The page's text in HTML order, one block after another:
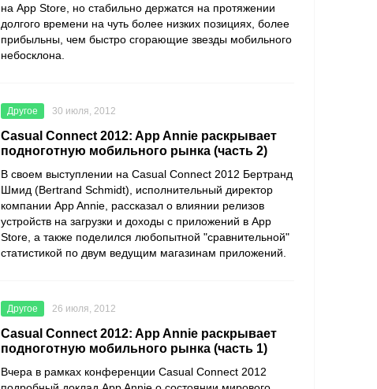
на App Store, но стабильно держатся на протяжении
долгого времени на чуть более низких позициях, более
прибыльны, чем быстро сгорающие звезды мобильного
небосклона.
Другое 30 июля, 2012
Casual Connect 2012: App Annie раскрывает
подноготную мобильного рынка (часть 2)
В своем выступлении на Casual Connect 2012 Бертранд
Шмид (Bertrand Schmidt), исполнительный директор
компании App Annie, рассказал о влиянии релизов
устройств на загрузки и доходы с приложений в App
Store, а также поделился любопытной "сравнительной"
статистикой по двум ведущим магазинам приложений.
Другое 26 июля, 2012
Casual Connect 2012: App Annie раскрывает
подноготную мобильного рынка (часть 1)
Вчера в рамках конференции Casual Connect 2012